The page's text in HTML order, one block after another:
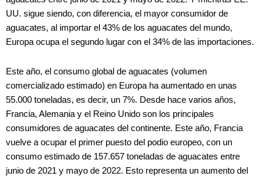
UU. sigue siendo, con diferencia, el mayor consumidor de
aguacates, al importar el 43% de los aguacates del mundo,
Europa ocupa el segundo lugar con el 34% de las importaciones.
Este año, el consumo global de aguacates (volumen
comercializado estimado) en Europa ha aumentado en unas
55.000 toneladas, es decir, un 7%. Desde hace varios años,
Francia, Alemania y el Reino Unido son los principales
consumidores de aguacates del continente. Este año, Francia
vuelve a ocupar el primer puesto del podio europeo, con un
consumo estimado de 157.657 toneladas de aguacates entre
junio de 2021 y mayo de 2022. Esto representa un aumento del